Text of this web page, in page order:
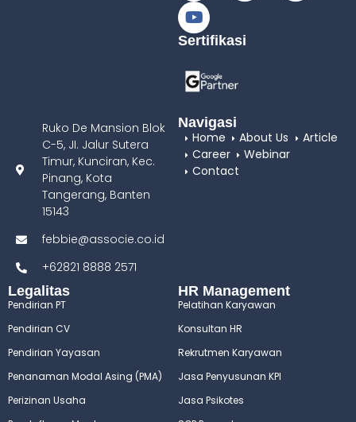
Ruko De Mansion Blok
C-5, JI. Jalur Sutera
Timur, Kunciran, Kec.
Pinang, Kota
Tangerang, Banten
15143
febbie@associe.co.id
+62821 8888 2571
Sertifikasi
Navigasi
Home
About Us
Article
Career
Webinar
Contact
Legalitas
Pendirian PT
Pendirian CV
Pendirian Yayasan
Penanaman Modal Asing (PMA)
Perizinan Usaha
HR Management
Pelatihan Karyawan
Konsultan HR
Rekrutmen Karyawan
Jasa Penyusunan KPI
Jasa Psikotes